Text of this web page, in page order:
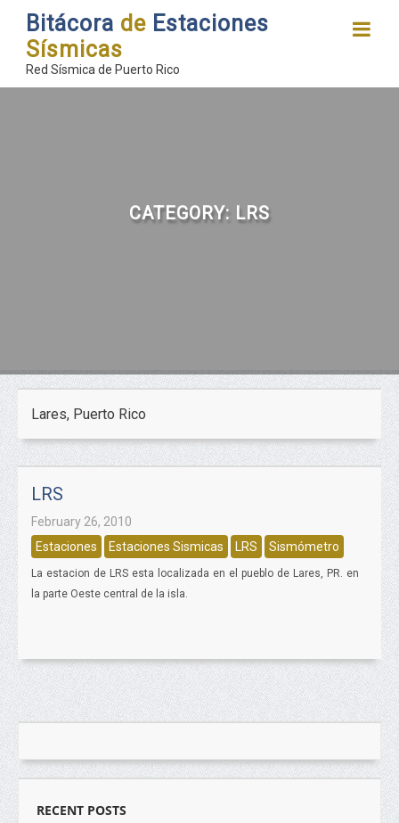
Bitácora de Estaciones
Sísmicas
Red Sísmica de Puerto Rico
CATEGORY: LRS
Lares, Puerto Rico
LRS
February 26, 2010
Estaciones
Estaciones Sismicas LRS Sismómetro
La estacion de LRS esta localizada en el pueblo de Lares, PR. en
la parte Oeste central de la isla.
RECENT POSTS